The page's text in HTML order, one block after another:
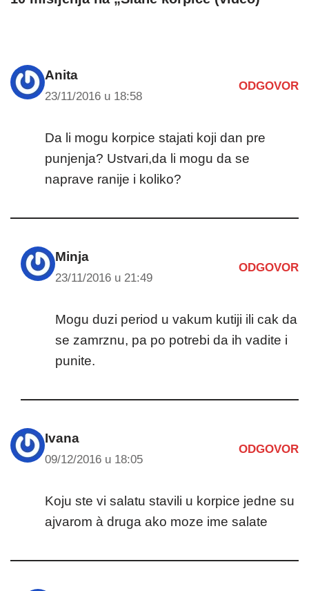
Anita
23/11/2016 u 18:58
ODGOVOR
Da li mogu korpice stajati koji dan pre
punjenja? Ustvari,da li mogu da se
naprave ranije i koliko?
Minja
23/11/2016 u 21:49
ODGOVOR
Mogu duzi period u vakum kutiji ili cak da
se zamrznu, pa po potrebi da ih vadite i
punite.
Ivana
09/12/2016 u 18:05
ODGOVOR
Koju ste vi salatu stavili u korpice jedne su
ajvarom à druga ako moze ime salate